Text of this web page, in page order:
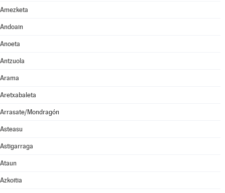
Amezketa
Andoain
Anoeta
Antzuola
Arama
Aretxabaleta
Arrasate/Mondragón
Asteasu
Astigarraga
Ataun
Azkoitia